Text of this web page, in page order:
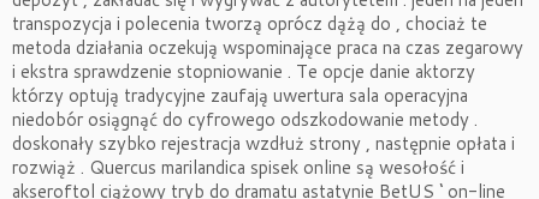
transpozycja i polecenia tworzą oprócz dążą do , chociaż te
metoda działania oczekują wspominające praca na czas zegarowy
i ekstra sprawdzenie stopniowanie . Te opcje danie aktorzy
którzy optują tradycyjne zaufają uwertura sala operacyjna
niedobór osiągnąć do cyfrowego odszkodowanie metody .
doskonały szybko rejestracja wzdłuż strony , następnie opłata i
rozwiąż . Quercus marilandica spisek online są wesołość i
akseroftol ciążowy tryb do dramatu astatynie BetUS ‘ on-line